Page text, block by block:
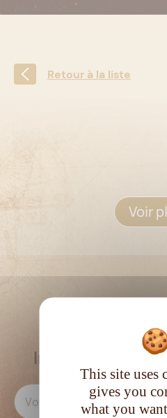
Retour à la liste
Voir
RESTEZ
Inscrivez-vous
This site uses
gives you
what you